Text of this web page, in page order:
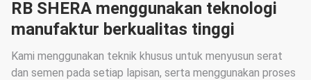
RB SHERA menggunakan teknologi
manufaktur berkualitas tinggi
Kami menggunakan teknik khusus untuk menyusun serat
dan semen pada setiap lapisan, serta menggunakan proses